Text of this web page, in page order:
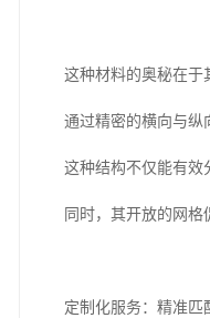
这种材料的奥秘在于
通过精密的横向与纵
这种结构不仅能有效
同时，其开放的网
定制化服务：精准匹